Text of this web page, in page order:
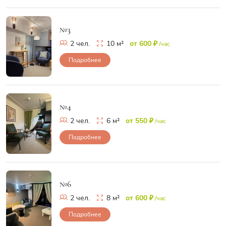
№3
2 чел. 10 м² от 600 ₽/час
Подробнее
№4
2 чел. 6 м² от 550 ₽/час
Подробнее
№6
2 чел. 8 м² от 600 ₽/час
Подробнее